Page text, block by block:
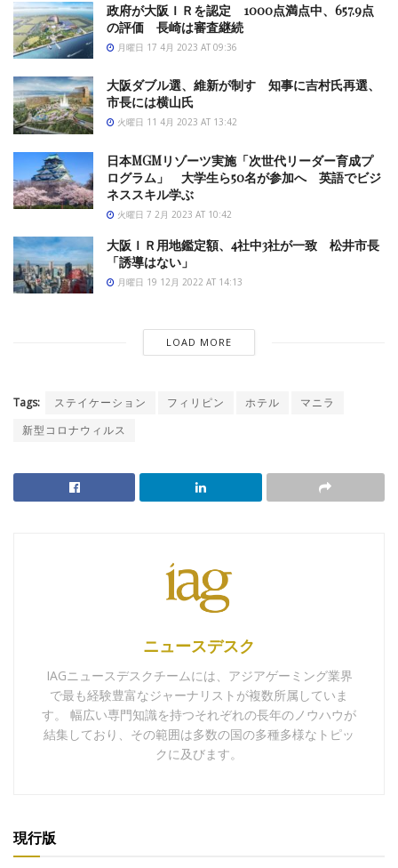
政府が大阪ＩＲを認定 1000点満点中、657.9点
の評価 長崎は審査継続
月曜日 17 4月 2023 AT 09:36
大阪ダブル選、維新が制す 知事に吉村氏再選、
市長には横山氏
火曜日 11 4月 2023 AT 13:42
日本MGMリゾーツ実施「次世代リーダー育成プ
ログラム」 大学生ら50名が参加へ 英語でビジ
ネススキル学ぶ
火曜日 7 2月 2023 AT 10:42
大阪ＩＲ用地鑑定額、4社中3社が一致 松井市長
「誘導はない」
月曜日 19 12月 2022 AT 14:13
LOAD MORE
Tags: ステイケーション フィリピン ホテル
マニラ
新型コロナウィルス
ニュースデスク
IAGニュースデスクチームには、アジアゲーミング業界
で最も経験豊富なジャーナリストが複数所属していま
す。 幅広い専門知識を持つそれぞれの長年のノウハウが
結集しており、その範囲は多数の国の多種多様なトピッ
クに及びます。
現行版